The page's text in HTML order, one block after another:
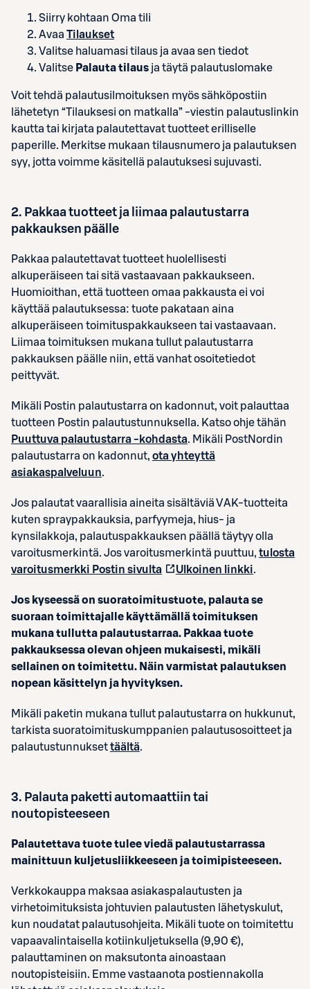
Siirry kohtaan Oma tili
Avaa Tilaukset
Valitse haluamasi tilaus ja avaa sen tiedot
Valitse Palauta tilaus ja täytä palautuslomake
Voit tehdä palautusilmoituksen myös sähköpostiin
lähetetyn “Tilauksesi on matkalla” ‑viestin palautuslinkin
kautta tai kirjata palautettavat tuotteet erilliselle
paperille. Merkitse mukaan tilausnumero ja palautuksen
syy, jotta voimme käsitellä palautuksesi sujuvasti.
2. Pakkaa tuotteet ja liimaa palautustarra
pakkauksen päälle
Pakkaa palautettavat tuotteet huolellisesti
alkuperäiseen tai sitä vastaavaan pakkaukseen.
Huomioithan, että tuotteen omaa pakkausta ei voi
käyttää palautuksessa: tuote pakataan aina
alkuperäiseen toimituspakkaukseen tai vastaavaan.
Liimaa toimituksen mukana tullut palautustarra
pakkauksen päälle niin, että vanhat osoitetiedot
peittyvät.
Mikäli Postin palautustarra on kadonnut, voit palauttaa
tuotteen Postin palautustunnuksella. Katso ohje tähän
Puuttuva palautustarra -kohdasta. Mikäli PostNordin
palautustarra on kadonnut, ota yhteyttä
asiakaspalveluun.
Jos palautat vaarallisia aineita sisältäviä VAK-tuotteita
kuten spraypakkauksia, parfyymeja, hius- ja
kynsilakkoja, palautuspakkauksen päällä täytyy olla
varoitusmerkintä. Jos varoitusmerkintä puuttuu, tulosta
varoitusmerkki Postin sivulta
Ulkoinen linkki.
Jos kyseessä on suoratoimitustuote, palauta se
suoraan toimittajalle käyttämällä toimituksen
mukana tullutta palautustarraa. Pakkaa tuote
pakkauksessa olevan ohjeen mukaisesti, mikäli
sellainen on toimitettu. Näin varmistat palautuksen
nopean käsittelyn ja hyvityksen.
Mikäli paketin mukana tullut palautustarra on hukkunut,
tarkista suoratoimituskumppanien palautusosoitteet ja
palautustunnuksettäältä.
3. Palauta paketti automaattiin tai
noutopisteeseen
Palautettava tuote tulee viedä palautustarrassa
mainittuun kuljetusliikkeeseen ja toimipisteeseen.
Verkkokauppa maksaa asiakaspalautusten ja
virhetoimituksista johtuvien palautusten lähetyskulut,
kun noudatat palautusohjeita. Mikäli tuote on toimitettu
vapaavalintaisella kotiinkuljetuksella (9,90 €),
palauttaminen on maksutonta ainoastaan
noutopisteisiin. Emme vastaanota postiennakolla